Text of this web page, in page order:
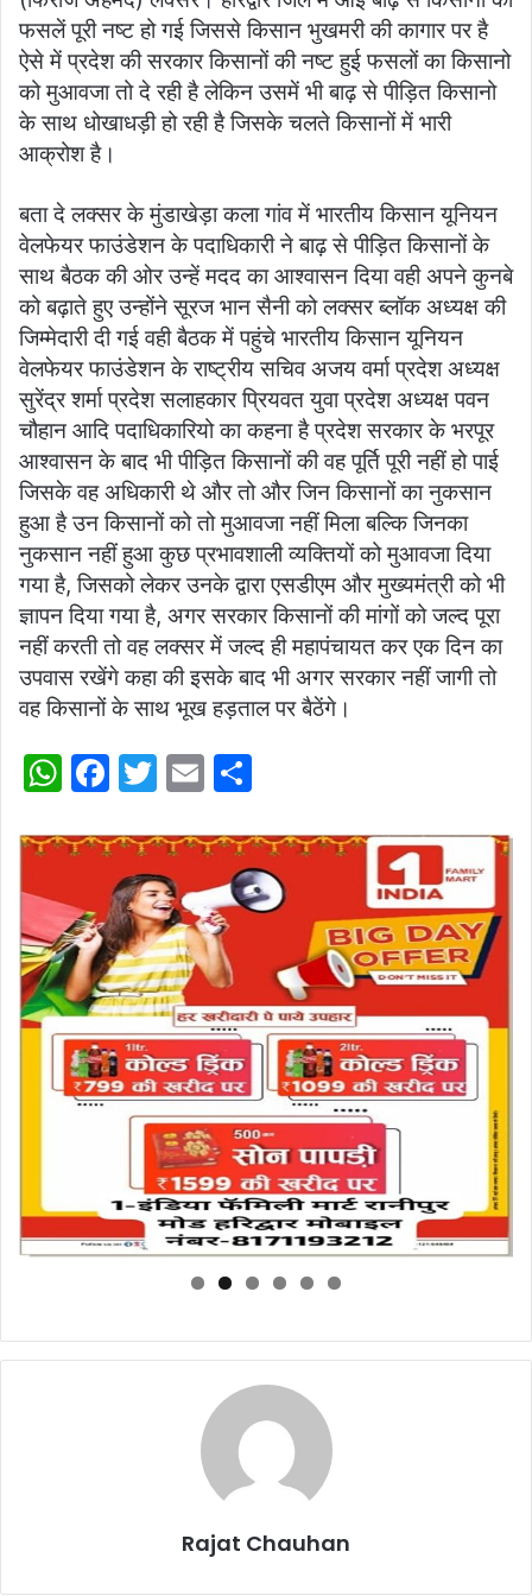
s
A
p
p
e
b
o
o
k
er l
e
फसलें पूरी नष्ट हो गई जिससे किसान भुखमरी की कागार पर है
ऐसे में प्रदेश की सरकार किसानों की नष्ट हुई फसलों का किसानो
को मुआवजा तो दे रही है लेकिन उसमें भी बाढ़ से पीड़ित किसानो
के साथ धोखाधड़ी हो रही है जिसके चलते किसानों में भारी
आक्रोश है।
बता दे लक्सर के मुंडाखेड़ा कला गांव में भारतीय किसान यूनियन
वेलफेयर फाउंडेशन के पदाधिकारी ने बाढ़ से पीड़ित किसानों के
साथ बैठक की ओर उन्हें मदद का आश्वासन दिया वही अपने कुनबे
को बढ़ाते हुए उन्होंने सूरज भान सैनी को लक्सर ब्लॉक अध्यक्ष की
जिम्मेदारी दी गई वही बैठक में पहुंचे भारतीय किसान यूनियन
वेलफेयर फाउंडेशन के राष्ट्रीय सचिव अजय वर्मा प्रदेश अध्यक्ष
सुरेंद्र शर्मा प्रदेश सलाहकार प्रियवत युवा प्रदेश अध्यक्ष पवन
चौहान आदि पदाधिकारियो का कहना है प्रदेश सरकार के भरपूर
आश्वासन के बाद भी पीड़ित किसानों की वह पूर्ति पूरी नहीं हो पाई
जिसके वह अधिकारी थे और तो और जिन किसानों का नुकसान
हुआ है उन किसानों को तो मुआवजा नहीं मिला बल्कि जिनका
नुकसान नहीं हुआ कुछ प्रभावशाली व्यक्तियों को मुआवजा दिया
गया है, जिसको लेकर उनके द्वारा एसडीएम और मुख्यमंत्री को भी
ज्ञापन दिया गया है, अगर सरकार किसानों की मांगों को जल्द पूरा
नहीं करती तो वह लक्सर में जल्द ही महापंचायत कर एक दिन का
उपवास रखेंगे कहा की इसके बाद भी अगर सरकार नहीं जागी तो
वह किसानों के साथ भूख हड़ताल पर बैठेंगे।
W
at
A
p
p
F
c
e
b
o
o
k
T
itt
er
E
ai
l
ar
e
Rajat Chauhan